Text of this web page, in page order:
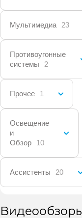
Мультимедиа 23
Противоугонные
системы
2
Прочее 1
Освещение
и
Обзор
10
Ассистенты 20